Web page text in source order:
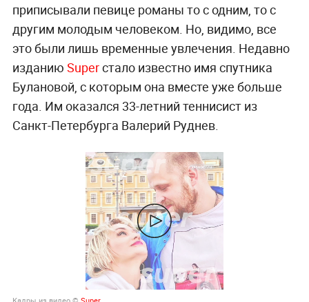
приписывали певице романы то с одним, то с
другим молодым человеком. Но, видимо, все
это были лишь временные увлечения. Недавно
изданию Superстало известно имя спутника
Булановой, с которым она вместе уже больше
года. Им оказался 33-летний теннисист из
Санкт-Петербурга Валерий Руднев.